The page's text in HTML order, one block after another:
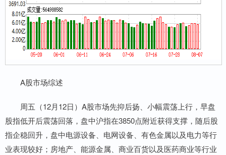
A股市场综述
周五（12月12日）A股市场先抑后扬、小幅震荡上行，早盘
股指低开后震荡回落，盘中沪指在3850点附近获得支撑，随后股
指企稳回升，盘中电源设备、电网设备、有色金属以及电力等行
业表现较好；房地产、能源金属、商业百货以及医药商业等行业